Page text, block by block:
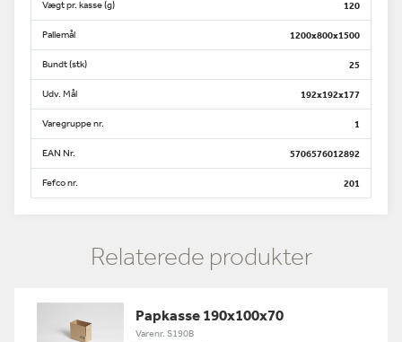
Vægt pr. kasse (g) 120
Pallemål 1200x800x1500
Bundt (stk) 25
Udv. Mål 192x192x177
Varegruppe nr. 1
EAN Nr. 5706576012892
Fefco nr. 201
Relaterede produkter
Papkasse 190x100x70
Varenr. S190B